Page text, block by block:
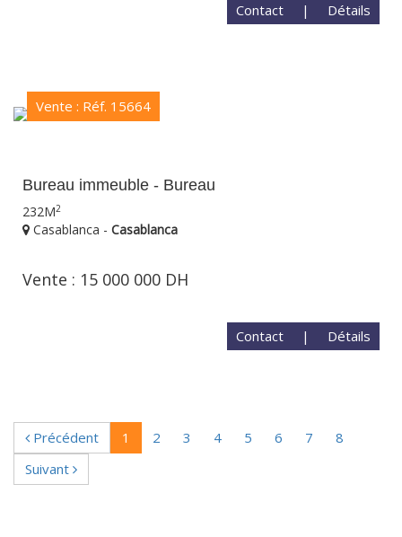
Détails
|
Contact
Vente : Réf. 15664
Bureau immeuble - Bureau
232M2
Casablanca - Casablanca
Vente : 15 000 000 DH
Détails
|
Contact
Précédent 1 2 3 4 5 6 7
8
Suivant